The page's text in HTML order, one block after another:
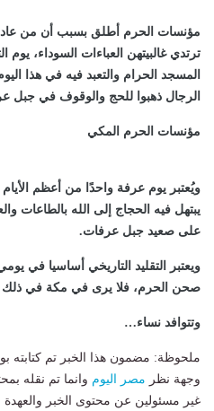
مؤنسات الحرم أطلق بسبب أن من
ترتدي غالبيتهن العباءات السوداء،
المسجد الحرام والتعبد فيه في هذا
الرجال ذهبوا للحج والوقوف في جبل
مؤنسات الحرم المكي
ويُعتبر يوم عرفة واحدًا من أعظم
يبتهل فيه الحجاج إلى الله بالطاعات
على صعيد جبل عرفات.
ويعتبر التقليد التاريخي أساسيا في
صحن الحرم، فلا يرى في مكة في ذلك
وتتوافد نساء…
ملحوظة: مضمون هذا الخبر تم كتابته
وجهة نظر مصر اليوم وانما تم نقله
غير مسئولين عن محتوى الخبر